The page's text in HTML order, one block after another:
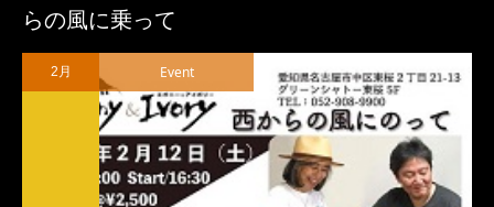
らの風に乗って
2月 Event